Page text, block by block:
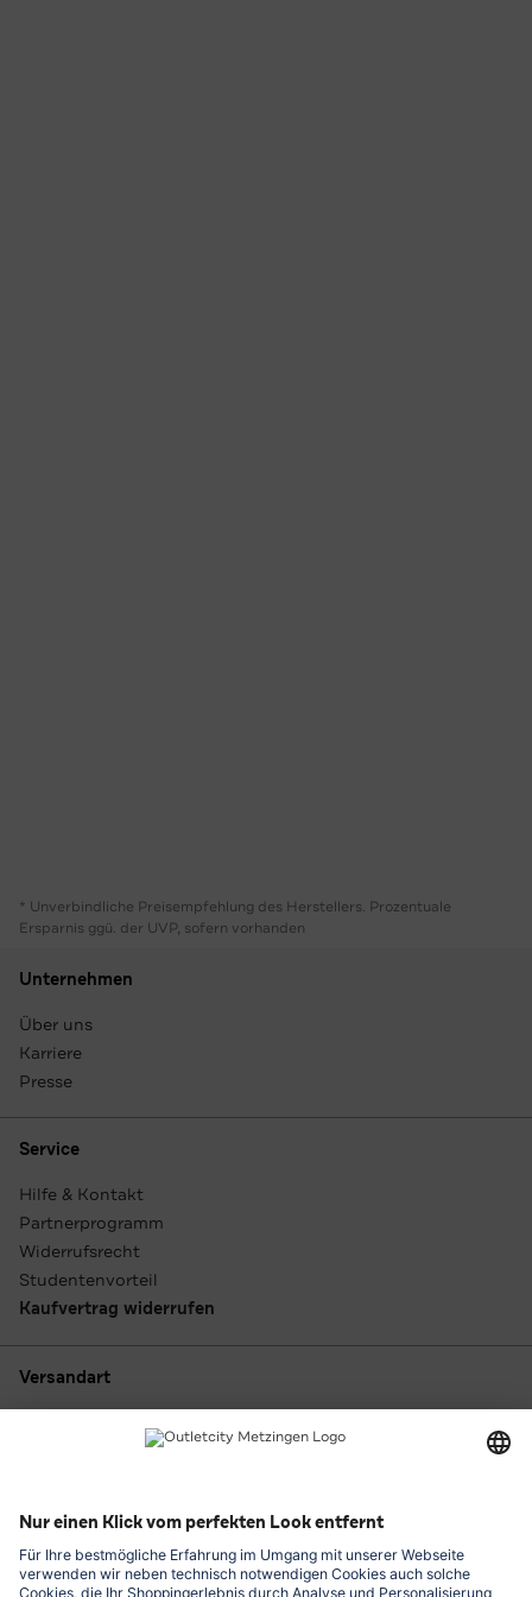
* Unverbindliche Preisempfehlung des Herstellers. Prozentuale
Ersparnis ggü. der UVP, sofern vorhanden
Unternehmen
Über uns
Karriere
Presse
Service
Hilfe & Kontakt
Partnerprogramm
Widerrufsrecht
Studentenvorteil
Kaufvertrag widerrufen
Versandart